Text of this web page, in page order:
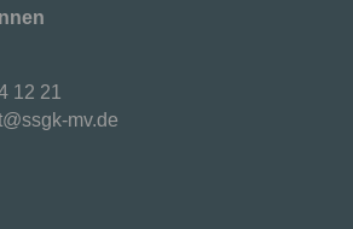
12 21
mv.de